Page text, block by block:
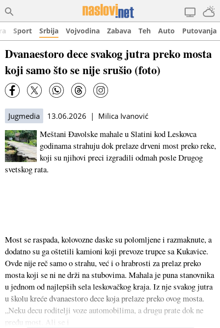
Sport Srbija Vojvodina Zabava Teh Auto Putovanja
Dvanaestoro dece svakog jutra preko mosta
koji samo što se nije srušio (foto)
Jugmedia 13.06.2026 | Milica Ivanović
Meštani Đavolske mahale u Slatini kod Leskovca
godinama strahuju dok prelaze drveni most preko reke,
koji su njihovi preci izgradili odmah posle Drugog
svetskog rata.
Most se raspada, kolovozne daske su polomljene i razmaknute, a
dodatno su ga oštetili kamioni koji prevoze trupce sa Kukavice.
Ovde nije reč samo o strahu, već i o hrabrosti za prelaz preko
mosta koji se ni ne drži na stubovima. Mahala je puna stanovnika
u jednom od najlepših sela leskovačkog kraja. Iz nje svakog jutra
u školu kreće dvanaestoro dece koja prelaze preko ovog mosta.
„Neku decu roditelji voze automobilima, a drugu prate dok ne
pređu most. Ali se i